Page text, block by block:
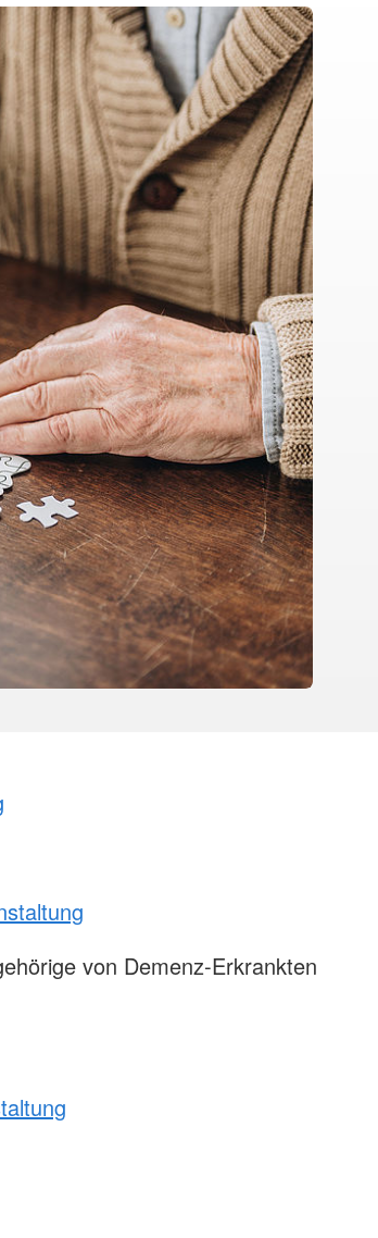
psychisch hochbelastete
Geflüchtete
Weitere Projekte
Veröffentlichungen
Suchdienst
Suchdienst
von Demenz-Erkrankten